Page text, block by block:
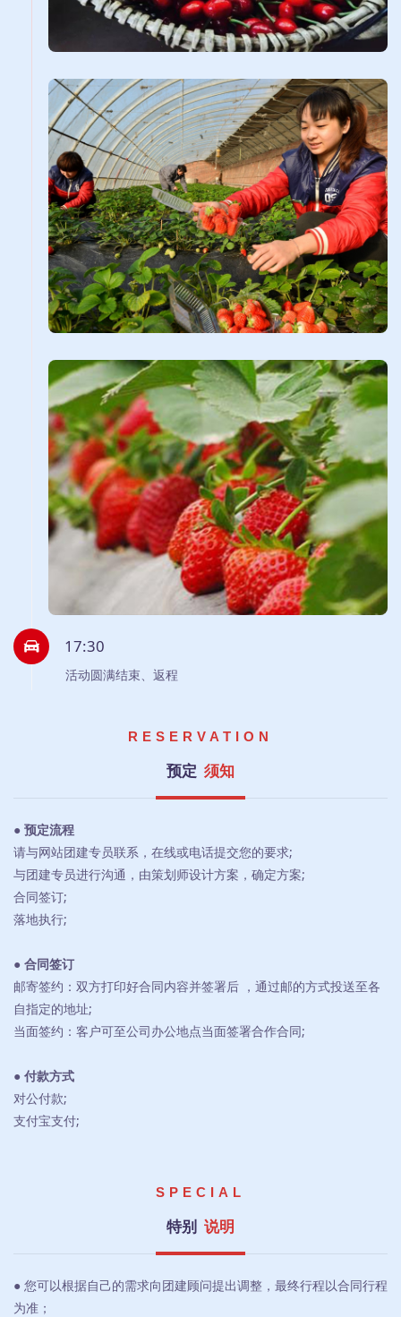
17:30
活动圆满结束、返程
RESERVATION
预定 须知
● 预定流程
请与网站团建专员联系，在线或电话提交您的要求;
与团建专员进行沟通，由策划师设计方案，确定方案;
合同签订;
落地执行;
● 合同签订
邮寄签约：双方打印好合同内容并签署后 ，通过邮的方式投送至各
自指定的地址;
当面签约：客户可至公司办公地点当面签署合作合同;
● 付款方式
对公付款;
支付宝支付;
SPECIAL
特别 说明
● 您可以根据自己的需求向团建顾问提出调整，最终行程以合同行程
为准；